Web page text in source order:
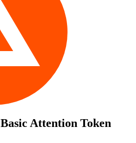
Basic Attention Token